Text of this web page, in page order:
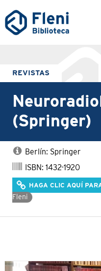
REVISTAS
(Springer)
Berlín: Springer
ISBN: 1432-1920
HAGA CLIC AQUÍ
Fleni